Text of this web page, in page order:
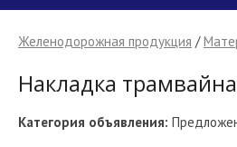
Желенодорожная продукция /
Накладка
Категория объявления: